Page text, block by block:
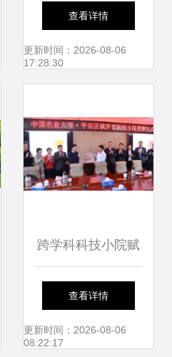
可能您忽视了这些
爆款技巧！
查看详情
更新时间：2026-08-06
17:28:30
跨学科科技小院赋
能乡村振兴 中国农
业大学人发学院与
查看详情
更新时间：2026-08-06
08:22:17